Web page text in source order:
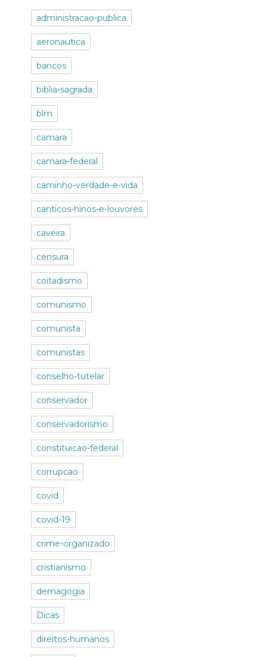
administracao-publica
aeronautica
bancos
biblia-sagrada
blm
camara
camara-federal
caminho-verdade-e-vida
canticos-hinos-e-louvores
caveira
censura
coitadismo
comunismo
comunista
comunistas
conselho-tutelar
conservador
conservadorismo
constituicao-federal
corrupcao
covid
covid-19
crime-organizado
cristianismo
demagogia
Dicas
direitos-humanos